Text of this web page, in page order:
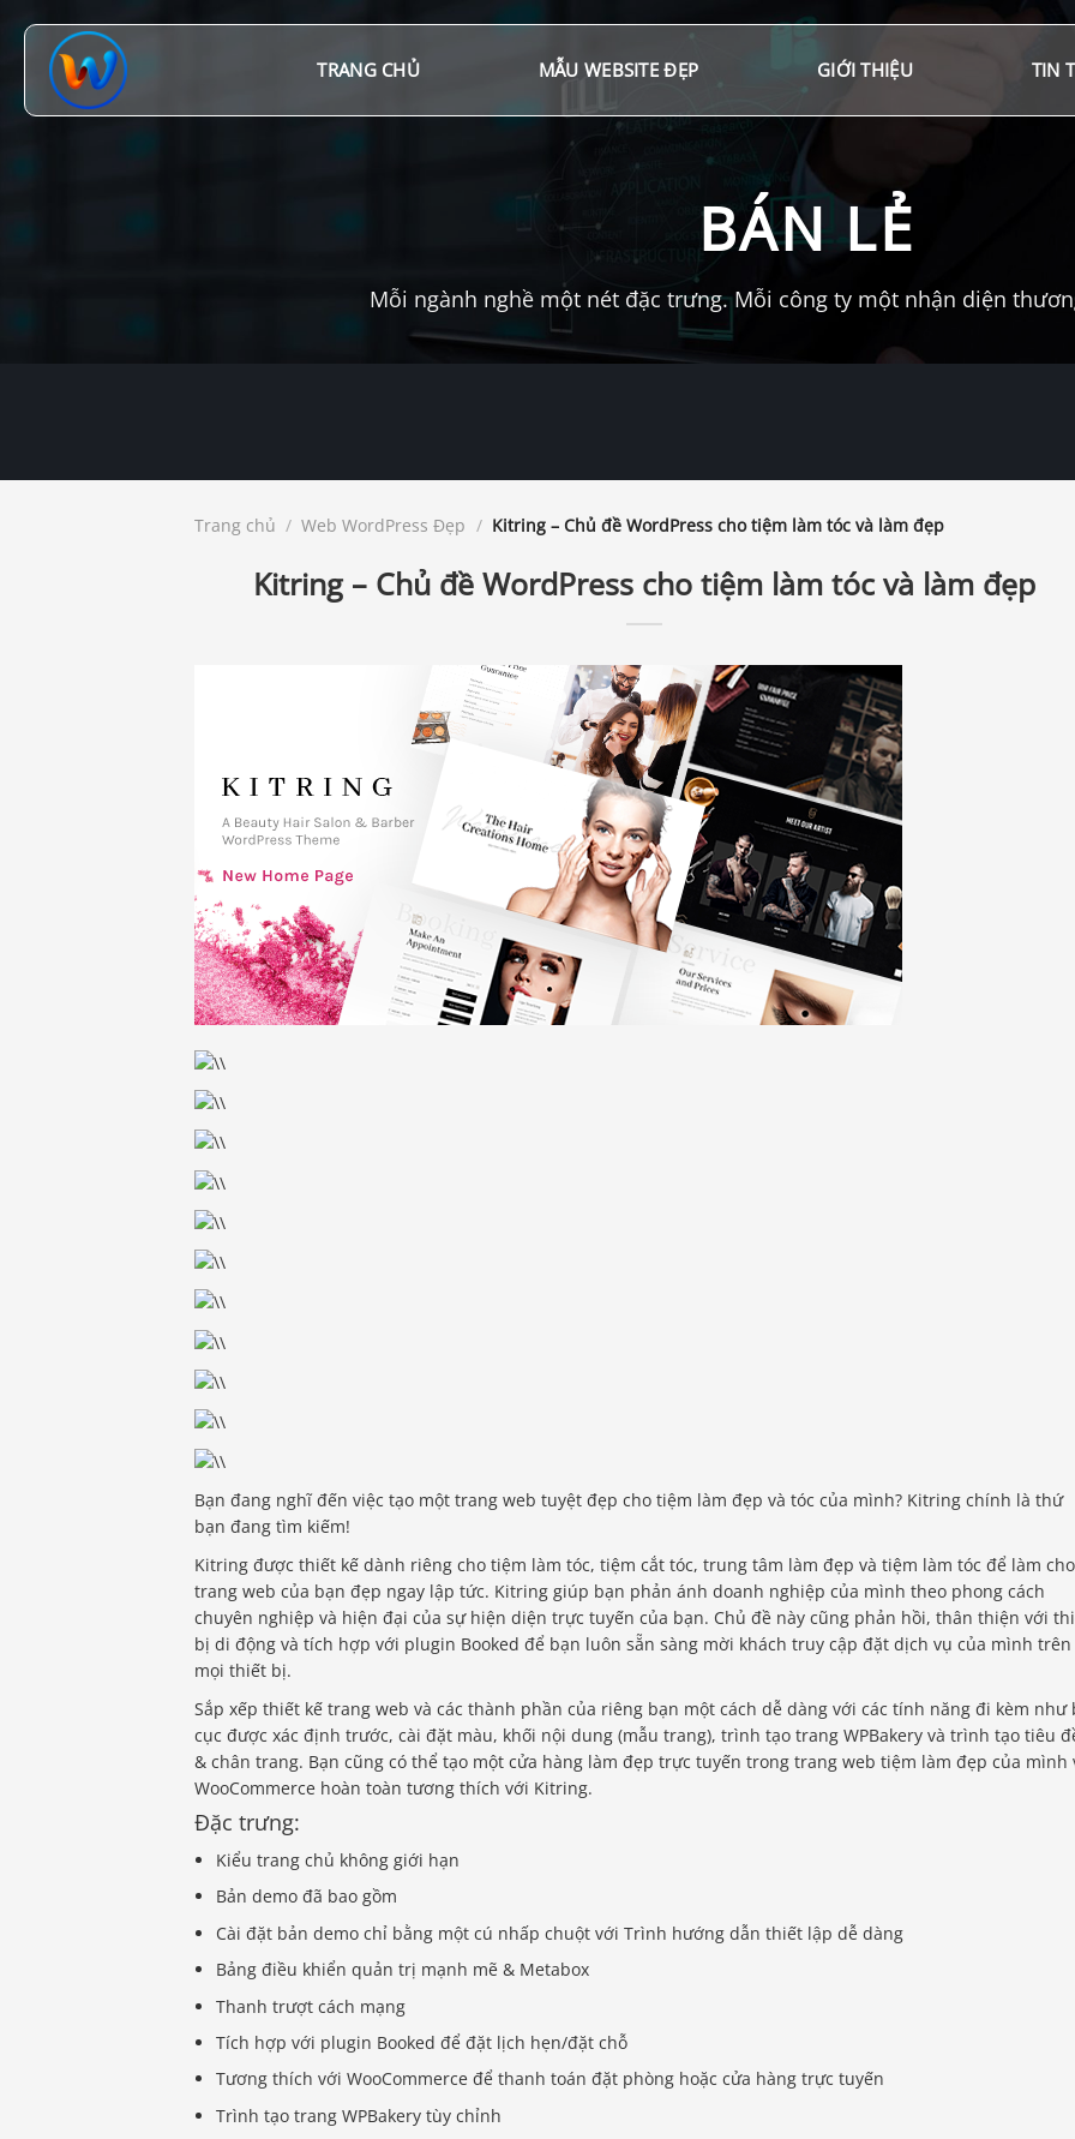
đến
TRANG CHỦ MẪU WEBSITE ĐẸP GIỚI THIỆU TIN
BÁN LẺ
Mỗi ngành nghề một nét đặc trưng. Mỗi công ty một nhận diện
Trang chủ / Web WordPress Đẹp / Kitring – Chủ đề WordPress cho tiệm làm tóc và làm đẹp
Kitring – Chủ đề WordPress cho tiệm làm tóc và làm đẹp
Bạn đang nghĩ đến việc tạo một trang web tuyệt đẹp cho tiệm làm đẹp và tóc của mình? Kitring chính là thứ
bạn đang tìm kiếm!
Kitring được thiết kế dành riêng cho tiệm làm tóc, tiệm cắt tóc, trung tâm làm đẹp và tiệm làm tóc để làm cho
trang web của bạn đẹp ngay lập tức. Kitring giúp bạn phản ánh doanh nghiệp của mình theo phong cách
chuyên nghiệp và hiện đại của sự hiện diện trực tuyến của bạn. Chủ đề này cũng phản hồi, thân thiện với
bị di động và tích hợp với plugin Booked để bạn luôn sẵn sàng mời khách truy cập đặt dịch vụ của mình trên
mọi thiết bị.
Sắp xếp thiết kế trang web và các thành phần của riêng bạn một cách dễ dàng với các tính năng đi kèm như
cục được xác định trước, cài đặt màu, khối nội dung (mẫu trang), trình tạo trang WPBakery và trình tạo tiêu
& chân trang. Bạn cũng có thể tạo một cửa hàng làm đẹp trực tuyến trong trang web tiệm làm đẹp của mình
WooCommerce hoàn toàn tương thích với Kitring.
Đặc trưng:
Kiểu trang chủ không giới hạn
Bản demo đã bao gồm
Cài đặt bản demo chỉ bằng một cú nhấp chuột với Trình hướng dẫn thiết lập dễ dàng
Bảng điều khiển quản trị mạnh mẽ & Metabox
Thanh trượt cách mạng
Tích hợp với plugin Booked để đặt lịch hẹn/đặt chỗ
Tương thích với WooCommerce để thanh toán đặt phòng hoặc cửa hàng trực tuyến
Trình tạo trang WPBakery tùy chỉnh